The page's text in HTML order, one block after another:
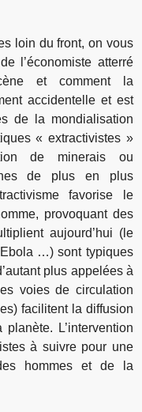
loin du front, on vous
l’économiste atterré
et comment la
accidentelle et est
de la mondialisation
« extractivistes »
de minerais ou
de plus en plus
favorise le
provoquant des
aujourd’hui (le
…) sont typiques
plus appelées à
voies de circulation
facilitent la diffusion
L’intervention
à suivre pour une
hommes et de la